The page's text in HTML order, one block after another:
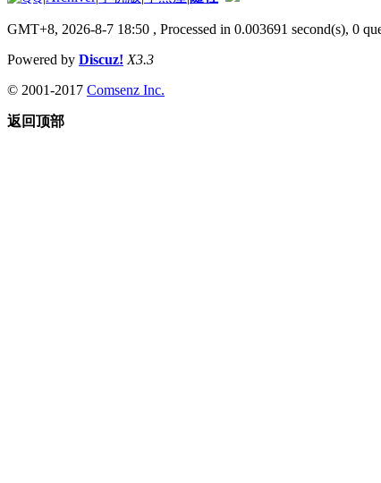
GMT+8, 2026-8-7 18:50 , Processed in 0.003691 second(s), 0
Powered by Discuz! X3.3
© 2001-2017 Comsenz Inc.
返回顶部